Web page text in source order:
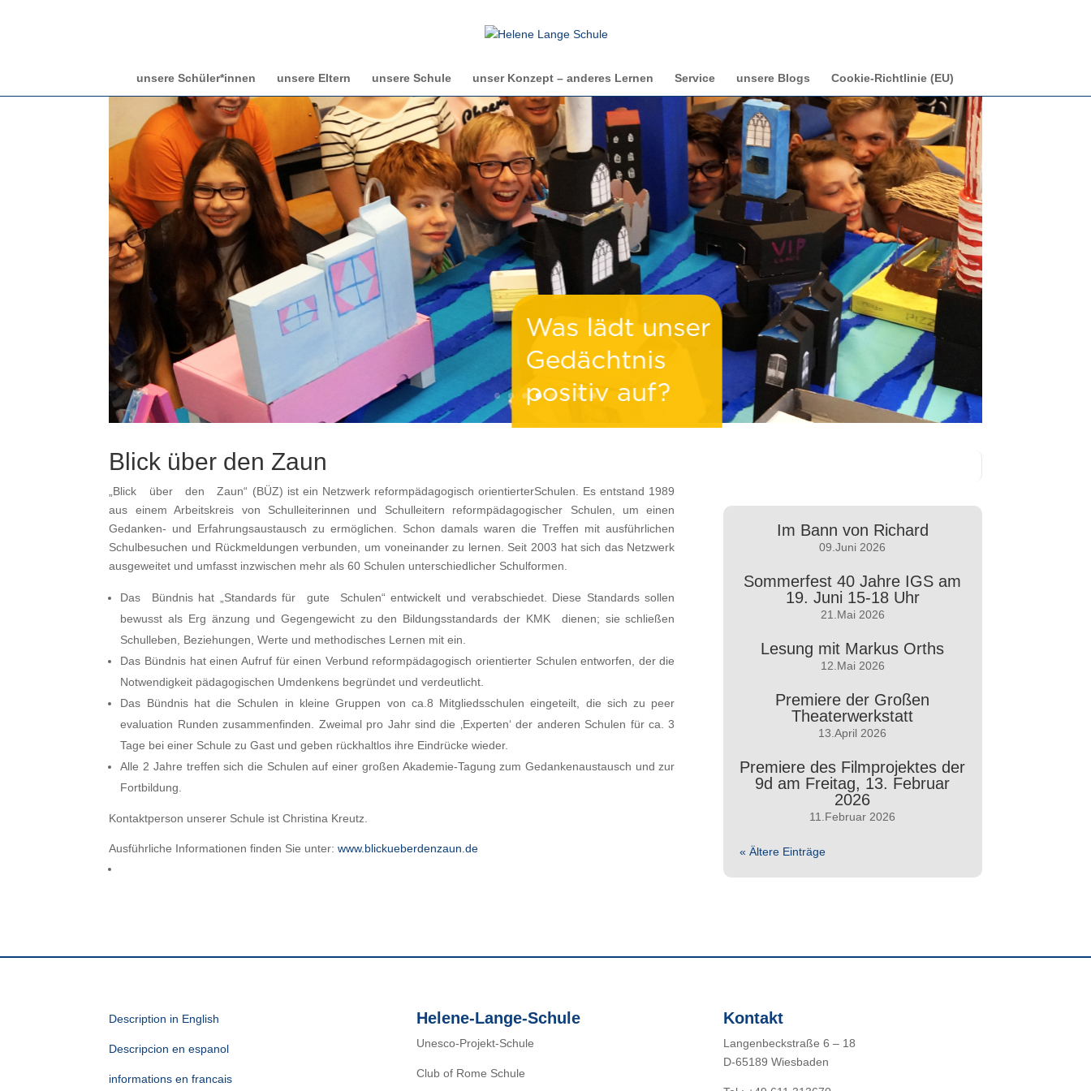
unsere Schüler*innen unsere Eltern unsere Schule unser Konzept – anderes Lernen Service unsere Blogs Cookie-Richtlinie (EU)
Blick über den Zaun
„Blick über den Zaun“ (BÜZ) ist ein Netzwerk reformpädagogisch orientierterSchulen. Es entstand 1989
aus einem Arbeitskreis von Schulleiterinnen und Schulleitern reformpädagogischer Schulen, um einen
Gedanken- und Erfahrungsaustausch zu ermöglichen. Schon damals waren die Treffen mit ausführlichen
Schulbesuchen und Rückmeldungen verbunden, um voneinander zu lernen. Seit 2003 hat sich das Netzwerk
ausgeweitet und umfasst inzwischen mehr als 60 Schulen unterschiedlicher Schulformen.
Das Bündnis hat „Standards für gute Schulen“ entwickelt und verabschiedet. Diese Standards sollen
bewusst als Erg änzung und Gegengewicht zu den Bildungsstandards der KMK dienen; sie schließen
Schulleben, Beziehungen, Werte und methodisches Lernen mit ein.
Das Bündnis hat einen Aufruf für einen Verbund reformpädagogisch orientierter Schulen entworfen, der die
Notwendigkeit pädagogischen Umdenkens begründet und verdeutlicht.
Das Bündnis hat die Schulen in kleine Gruppen von ca.8 Mitgliedsschulen eingeteilt, die sich zu peer
evaluation Runden zusammenfinden. Zweimal pro Jahr sind die ‚Experten‘ der anderen Schulen für ca. 3
Tage bei einer Schule zu Gast und geben rückhaltlos ihre Eindrücke wieder.
Alle 2 Jahre treffen sich die Schulen auf einer großen Akademie-Tagung zum Gedankenaustausch und zur
Fortbildung.
Kontaktperson unserer Schule ist Christina Kreutz.
Ausführliche Informationen finden Sie unter:www.blickueberdenzaun.de
Im Bann von Richard
09.Juni 2026
Sommerfest 40 Jahre IGS am
19. Juni 15-18 Uhr
21.Mai 2026
Lesung mit Markus Orths
12.Mai 2026
Premiere der Großen
Theaterwerkstatt
13.April 2026
Premiere des Filmprojektes der
9d am Freitag, 13. Februar
2026
11.Februar 2026
« Ältere Einträge
Description in English
Descripcion en espanol
informations en francais
Helene-Lange-Schule
Unesco-Projekt-Schule
Club of Rome Schule
Kontakt
Langenbeckstraße 6 – 18
D-65189 Wiesbaden